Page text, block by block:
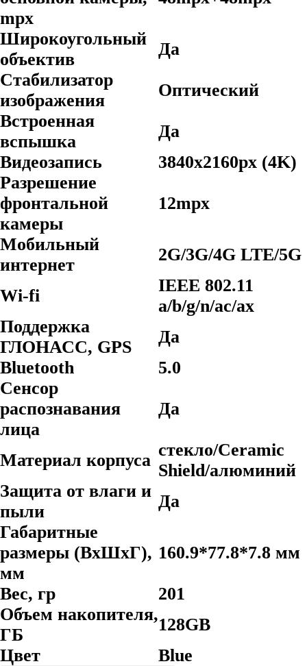
mpx
Широкоугольный
объектив
Да
Стабилизатор
изображения
Оптический
Встроенная
вспышка
Да
Видеозапись
3840x2160px (4K)
Разрешение
фронтальной
камеры
12mpx
Мобильный
интернет
2G/3G/4G LTE/5G
Wi-fi
IEEE 802.11
a/b/g/n/ac/ax
Поддержка
ГЛОНАСС, GPS
Да
Bluetooth
5.0
Сенсор
распознавания
лица
Да
Материал корпуса
стекло/Ceramic
Shield/алюминий
Защита от влаги и
пыли
Да
Габаритные
размеры (ВхШхГ),
мм
160.9*77.8*7.8 мм
Вес, гр
201
Объем накопителя,
ГБ
128GB
Цвет
Blue